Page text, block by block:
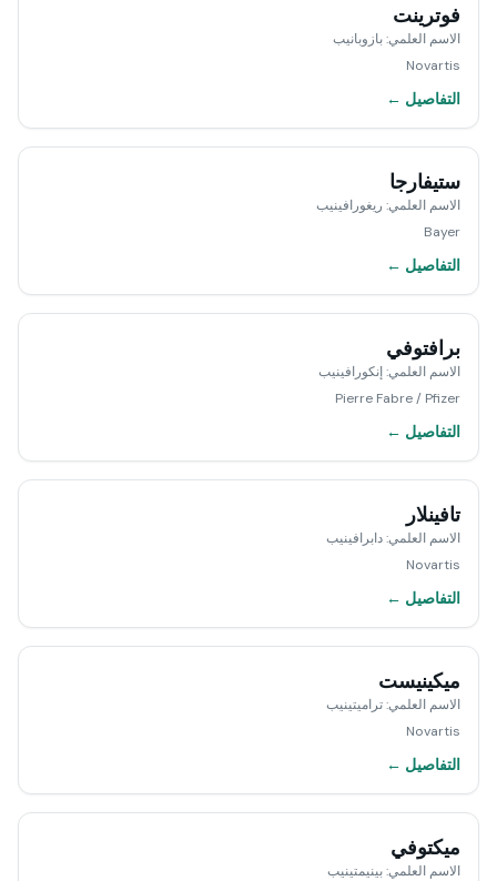
فوترينت
الاسم العلمي:بازوبانيب
Novartis
التفاصيل ←
ستيفارجا
الاسم العلمي: ريغورافينيب
Bayer
التفاصيل ←
برافتوفي
الاسم العلمي:إنكورافينيب
Pierre Fabre / Pfizer
التفاصيل ←
تافينلار
الاسم العلمي:دابرافينيب
Novartis
التفاصيل ←
ميكينيست
الاسم العلمي:تراميتينيب
Novartis
التفاصيل ←
ميكتوفي
الاسم العلمي:بينيمتينيب